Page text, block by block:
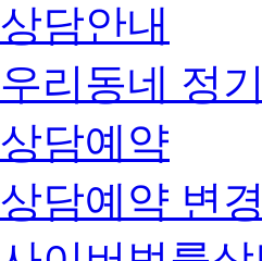
상담안내
우리동네 정
상담예약
상담예약 변